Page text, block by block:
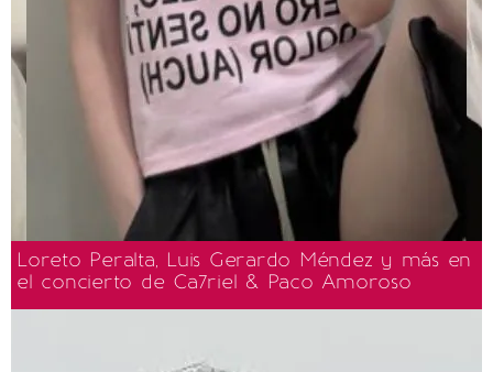
Loreto Peralta, Luis Gerardo Méndez y más en
el concierto de Ca7riel & Paco Amoroso